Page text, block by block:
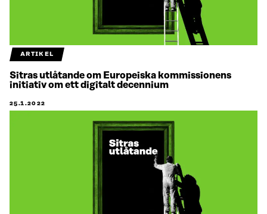
ARTIKEL
Sitras utlåtande om Europeiska kommissionens
initiativ om ett digitalt decennium
25.1.2022